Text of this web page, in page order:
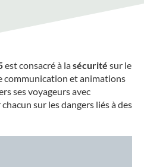
est consacré à lasécurité sur le
communication et animations
ses voyageurs avec
sur les dangers liés à des